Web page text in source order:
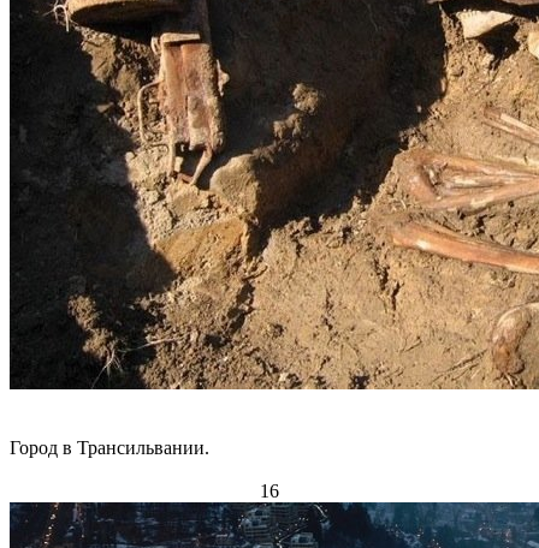
Город в Трансильвании.
16